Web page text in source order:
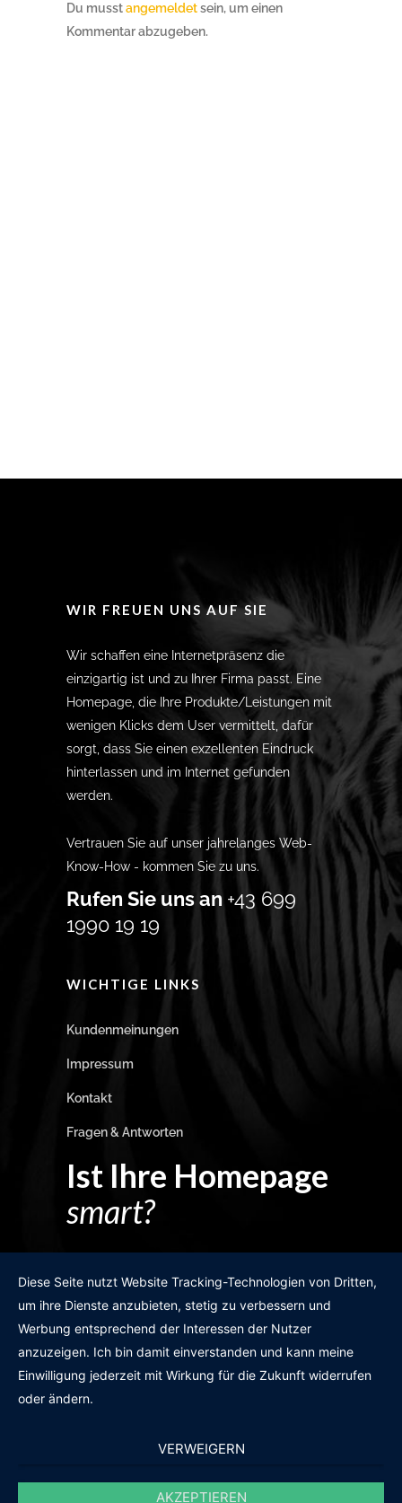
Du musstangemeldetsein, um einen
Kommentar abzugeben.
WIR FREUEN UNS AUF SIE
Wir schaffen eine Internetpräsenz die
einzigartig ist und zu Ihrer Firma passt. Eine
Homepage, die Ihre Produkte/Leistungen mit
wenigen Klicks dem User vermittelt, dafür
sorgt, dass Sie einen exzellenten Eindruck
hinterlassen und im Internet gefunden
werden.
Vertrauen Sie auf unser jahrelanges Web-
Know-How - kommen Sie zu uns.
Rufen Sie uns an +43 699
1990 19 19
WICHTIGE LINKS
Kundenmeinungen
Impressum
Kontakt
Fragen & Antworten
Ist Ihre Homepage
smart?
GRATIS WEBSITE-CHECK
des19n.at|iwant@des19n.at
Diese Seite nutzt Website Tracking-Technologien von Dritten,
um ihre Dienste anzubieten, stetig zu verbessern und
Werbung entsprechend der Interessen der Nutzer
anzuzeigen. Ich bin damit einverstanden und kann meine
Einwilligung jederzeit mit Wirkung für die Zukunft widerrufen
oder ändern.
VERWEIGERN
AKZEPTIEREN